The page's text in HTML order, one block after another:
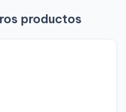
productos